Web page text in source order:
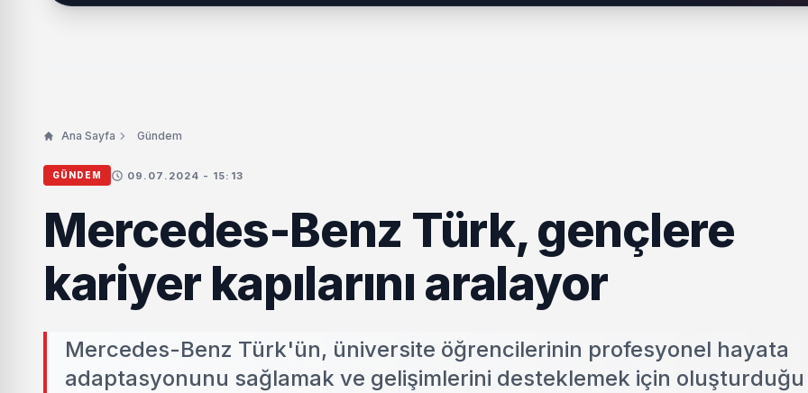
Ana Sayfa Gündem
GÜNDEM 09.07.2024 - 15:13
Mercedes-Benz Türk, gençlere
kariyer kapılarını aralayor
Mercedes-Benz Türk'ün, üniversite öğrencilerinin profesyonel hayata
adaptasyonunu sağlamak ve gelişimlerini desteklemek için